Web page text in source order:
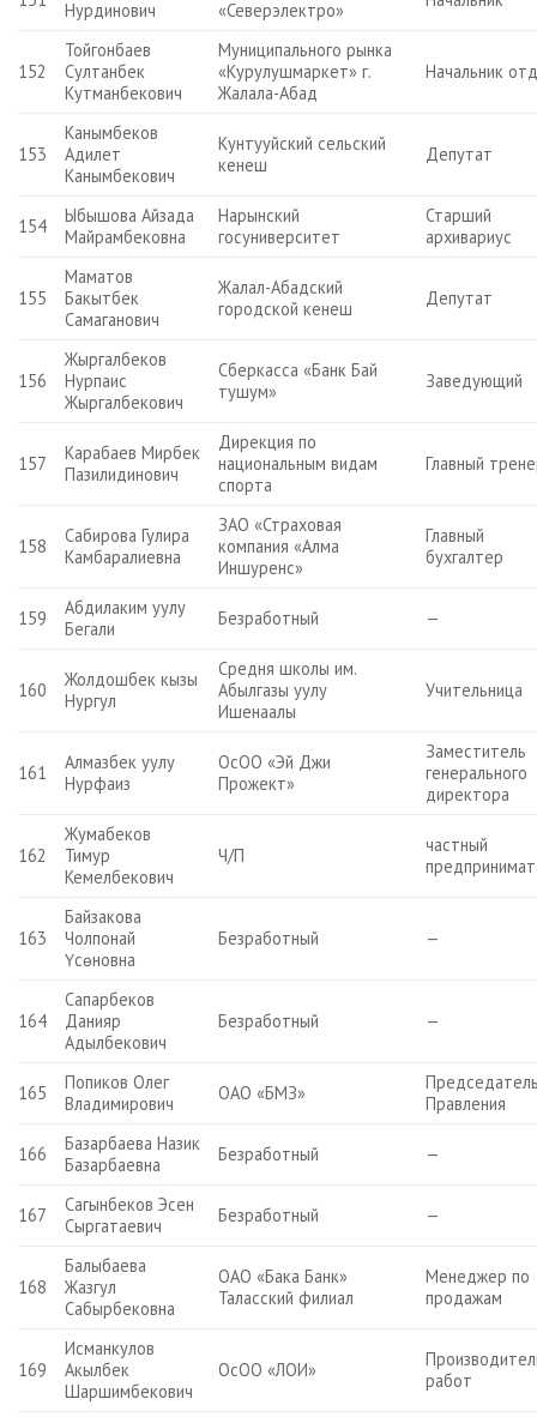
Нурдинович «Северэлектро»
152
Тойгонбаев
Султанбек
Кутманбекович
Муниципального рынка
«Курулушмаркет» г.
Жалала-Абад
Начальник
153
Канымбеков
Адилет
Канымбекович
Кунтууйский сельский
кенеш
Депутат
154
Ыбышова Айзада
Майрамбековна
Нарынский
госуниверситет
Старший
архивариус
155
Маматов
Бакытбек
Самаганович
Жалал-Абадский
городской кенеш
Депутат
156
Жыргалбеков
Нурпаис
Жыргалбекович
Сберкасса «Банк Бай
тушум»
Заведующий
157
Карабаев Мирбек
Пазилидинович
Дирекция по
национальным видам
спорта
Главный
158
Сабирова Гулира
Камбаралиевна
ЗАО «Страховая
компания «Алма
Иншуренс»
Главный
бухгалтер
159
Абдилаким уулу
Бегали
Безработный —
160
Жолдошбек кызы
Нургул
Средня школы им.
Абылгазы уулу
Ишенаалы
Учительница
161
Алмазбек уулу
Нурфаиз
ОсОО «Эй Джи
Прожект»
Заместитель
генерального
директора
162
Жумабеков
Тимур
Кемелбекович
Ч/П
частный
163
Байзакова
Чолпонай
Үсөновна
Безработный —
164
Сапарбеков
Данияр
Адылбекович
Безработный —
165
Попиков Олег
Владимирович
ОАО «БМЗ»
Правления
166
Базарбаева Назик
Базарбаевна
Безработный —
167
Сагынбеков Эсен
Сыргатаевич
Безработный —
168
Балыбаева
Жазгул
Сабырбековна
ОАО «Бака Банк»
Таласский филиал
Менеджер по
продажам
169
Исманкулов
Акылбек
Шаршимбекович
ОсОО «ЛОИ»
работ